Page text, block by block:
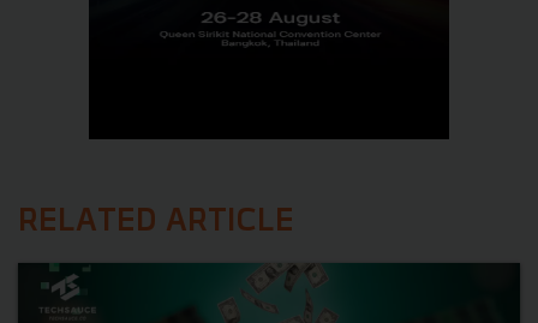
RELATED ARTICLE